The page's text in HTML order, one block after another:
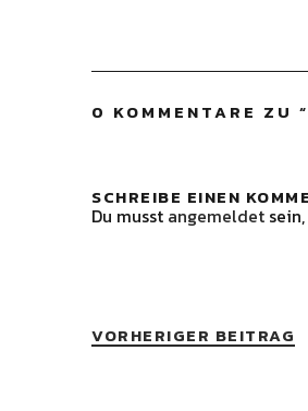
0 KOMMENTARE ZU “
SCHREIBE EINEN
Du musst angemeldet
VORHERIGER BEITRAG